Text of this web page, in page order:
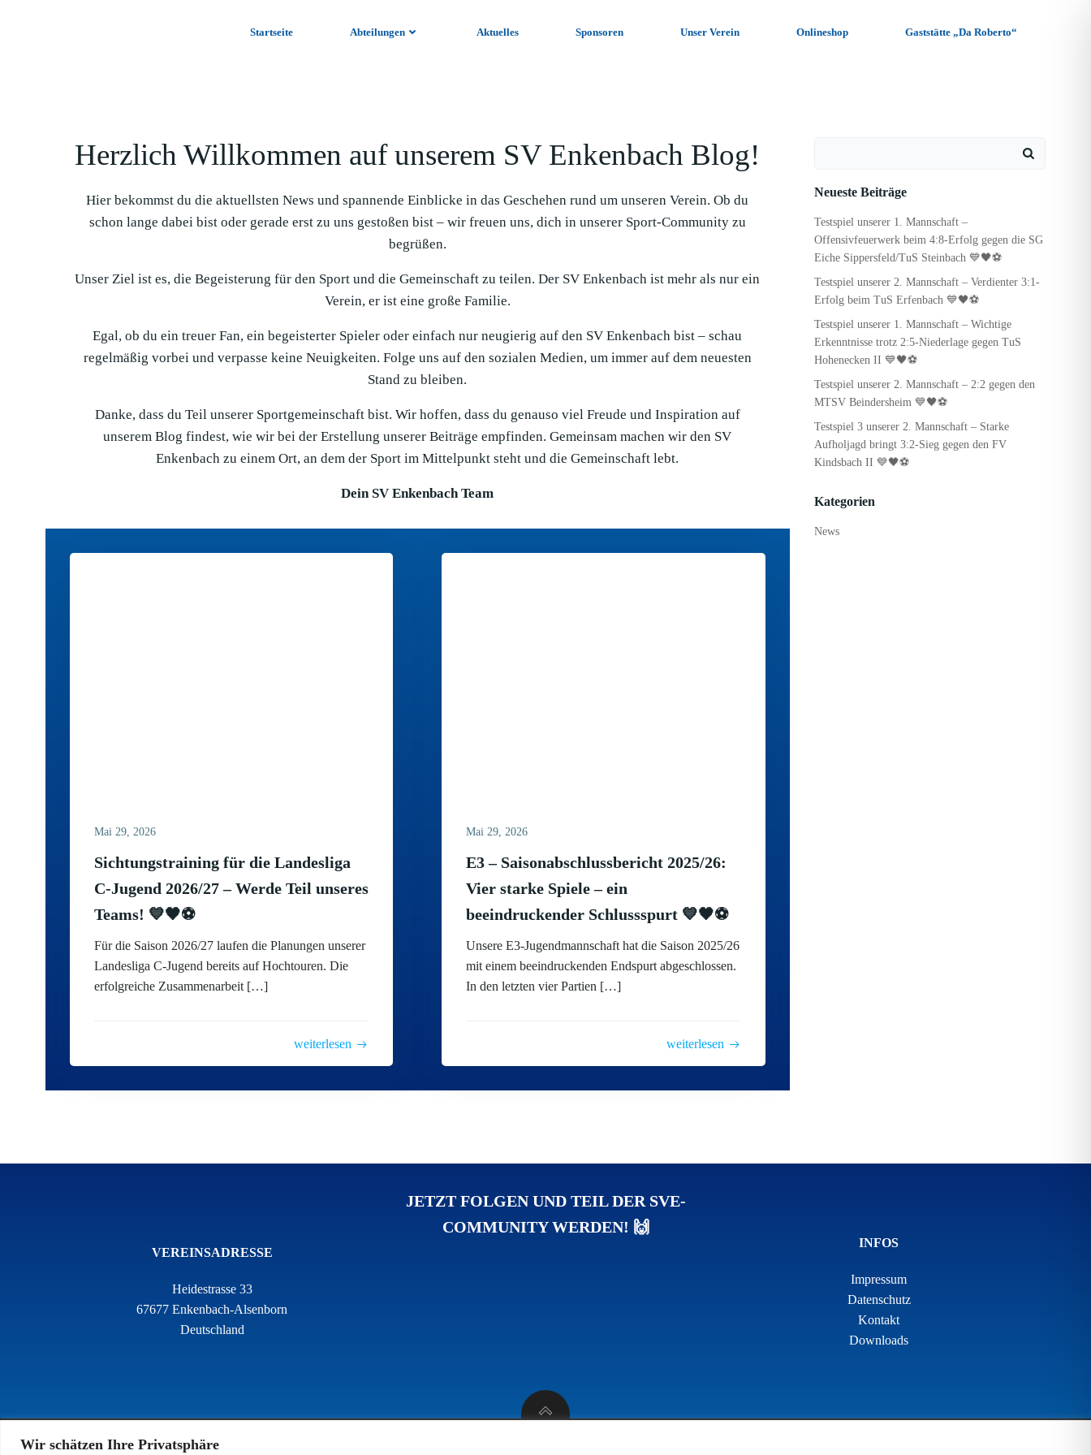
Wir schätzen Ihre Privatsphäre
Startseite Abteilungen Aktuelles Sponsoren Unser Verein Onlineshop Gaststätte „Da Roberto“
Herzlich Willkommen auf unserem SV Enkenbach Blog!
Hier bekommst du die aktuellsten News und spannende Einblicke in das Geschehen rund um unseren Verein. Ob du
schon lange dabei bist oder gerade erst zu uns gestoßen bist – wir freuen uns, dich in unserer Sport-Community zu
begrüßen.
Unser Ziel ist es, die Begeisterung für den Sport und die Gemeinschaft zu teilen. Der SV Enkenbach ist mehr als nur ein
Verein, er ist eine große Familie.
Egal, ob du ein treuer Fan, ein begeisterter Spieler oder einfach nur neugierig auf den SV Enkenbach bist – schau
regelmäßig vorbei und verpasse keine Neuigkeiten. Folge uns auf den sozialen Medien, um immer auf dem neuesten
Stand zu bleiben.
Danke, dass du Teil unserer Sportgemeinschaft bist. Wir hoffen, dass du genauso viel Freude und Inspiration auf
unserem Blog findest, wie wir bei der Erstellung unserer Beiträge empfinden. Gemeinsam machen wir den SV
Enkenbach zu einem Ort, an dem der Sport im Mittelpunkt steht und die Gemeinschaft lebt.
Dein SV Enkenbach Team
Mai 29, 2026
Sichtungstraining für die Landesliga
C-Jugend 2026/27 – Werde Teil unseres
Teams! 💙🖤⚽
Für die Saison 2026/27 laufen die Planungen unserer
Landesliga C-Jugend bereits auf Hochtouren. Die
erfolgreiche Zusammenarbeit […]
weiterlesen
Mai 29, 2026
E3 – Saisonabschlussbericht 2025/26:
Vier starke Spiele – ein
beeindruckender Schlussspurt 💙🖤⚽
Unsere E3-Jugendmannschaft hat die Saison 2025/26
mit einem beeindruckenden Endspurt abgeschlossen.
In den letzten vier Partien […]
weiterlesen
Neueste Beiträge
Testspiel unserer 1. Mannschaft –
Offensivfeuerwerk beim 4:8-Erfolg gegen die SG
Eiche Sippersfeld/TuS Steinbach 💙🖤⚽
Testspiel unserer 2. Mannschaft – Verdienter 3:1-
Erfolg beim TuS Erfenbach 💙🖤⚽
Testspiel unserer 1. Mannschaft – Wichtige
Erkenntnisse trotz 2:5-Niederlage gegen TuS
Hohenecken II 💙🖤⚽
Testspiel unserer 2. Mannschaft – 2:2 gegen den
MTSV Beindersheim 💙🖤⚽
Testspiel 3 unserer 2. Mannschaft – Starke
Aufholjagd bringt 3:2-Sieg gegen den FV
Kindsbach II 💙🖤⚽
Kategorien
News
VEREINSADRESSE
Heidestrasse 33
67677 Enkenbach-Alsenborn
Deutschland
JETZT FOLGEN UND TEIL DER SVE-
COMMUNITY WERDEN! 🙌
INFOS
Impressum
Datenschutz
Kontakt
Downloads